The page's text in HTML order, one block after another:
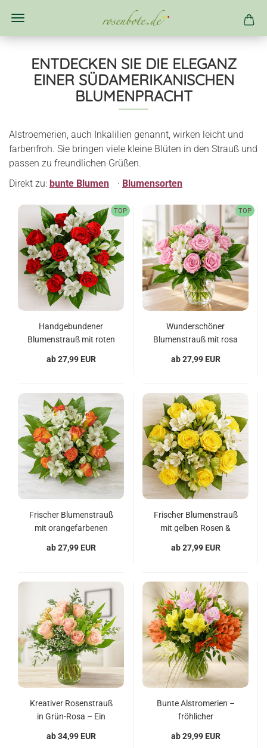
ENTDECKEN SIE DIE ELEGANZ
EINER SÜDAMERIKANISCHEN
BLUMENPRACHT
Alstroemerien, auch Inkalilien genannt, wirken leicht und
farbenfroh. Sie bringen viele kleine Blüten in den Strauß und
passen zu freundlichen Grüßen.
Direkt zu: bunte Blumen · Blumensorten
TOP
Handgebundener
Blumenstrauß mit roten
Alstromerien
ab 27,99 EUR
TOP
Wunderschöner
Blumenstrauß mit rosa
Alstromerien
ab 27,99 EUR
Frischer Blumenstrauß
mit orangefarbenen
Alstromerien
ab 27,99 EUR
Frischer Blumenstrauß
mit gelben Rosen &
ab 27,99 EUR
Kreativer Rosenstrauß
in Grün-Rosa – Ein
Anlass
ab 34,99 EUR
Bunte Alstromerien –
fröhlicher
ab 29,99 EUR